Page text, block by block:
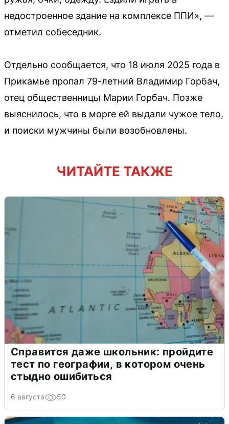
недостроенное здание на комплексе ППИ», —
отметил собеседник.
Отдельно сообщается, что 18 июля 2025 года в
Прикамье пропал 79-летний Владимир Горбач,
отец общественницы Марии Горбач. Позже
выяснилось, что в морге ей выдали чужое тело,
и поиски мужчины были возобновлены.
ЧИТАЙТЕ ТАКЖЕ
Справится даже школьник: пройдите
тест по географии, в котором очень
стыдно ошибиться
6 августа 50